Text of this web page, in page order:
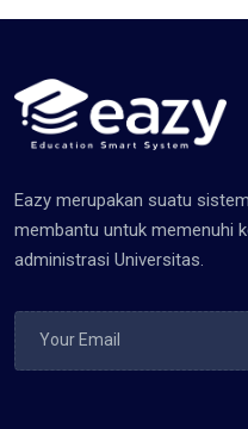
Eazy merupakan suatu
membantu untuk memenuhi
administrasi Universitas.